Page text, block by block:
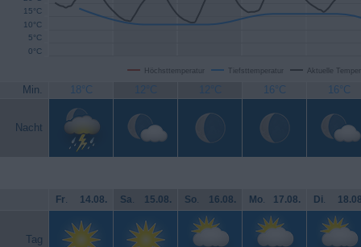
Höchsttemperatur Tiefsttemperatur Aktuelle
0°C
5°C
10°C
15°C
Min. 18°C 12°C 12°C 16°C 16°C
Nacht
Fr. 14.08. Sa. 15.08. So. 16.08. Mo. 17.08. Di.
Tag